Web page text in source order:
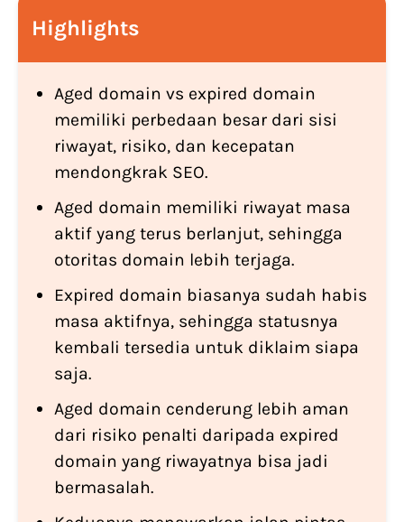
Highlights
Aged domain vs expired domain
memiliki perbedaan besar dari sisi
riwayat, risiko, dan kecepatan
mendongkrak SEO.
Aged domain memiliki riwayat masa
aktif yang terus berlanjut, sehingga
otoritas domain lebih terjaga.
Expired domain biasanya sudah habis
masa aktifnya, sehingga statusnya
kembali tersedia untuk diklaim siapa
saja.
Aged domain cenderung lebih aman
dari risiko penalti daripada expired
domain yang riwayatnya bisa jadi
bermasalah.